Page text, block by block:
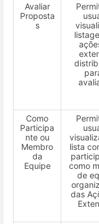
Avaliar
Proposta
s
Como
Participa
nte ou
Membro
da
Equipe
lista
como
de
das